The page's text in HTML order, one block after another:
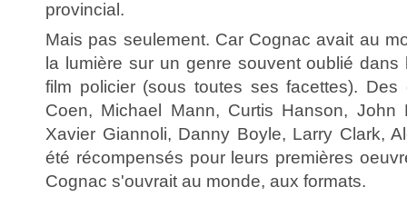
provincial.
Mais pas seulement. Car Cognac avait au
la lumière sur un genre souvent oublié dans
film policier (sous toutes ses facettes). Des
Coen, Michael Mann, Curtis Hanson, John
Xavier Giannoli, Danny Boyle, Larry Clark,
été récompensés pour leurs premières
Cognac s'ouvrait au monde, aux formats.